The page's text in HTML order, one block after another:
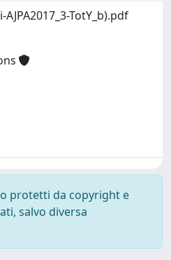
TotY_b).pdf
protetti da copyright e
salvo diversa